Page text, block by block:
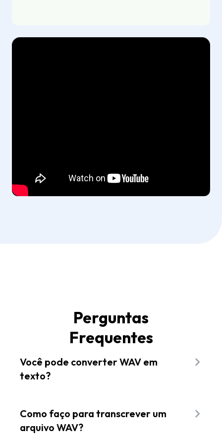
Perguntas
Frequentes
Você pode converter WAV em
texto?
converter seus arquivos WAV em texto
automaticamente, tudo no seu navegador da
web.
Como faço para transcrever um
arquivo WAV?